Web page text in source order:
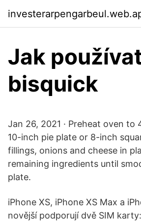
Jak
bisquick
Jan 26, 2021 · Preheat oven to
10-inch pie plate or 8-inch
fillings, onions and cheese in
remaining ingredients until
plate.
iPhone XS, iPhone XS Max a
novější podporují dvě SIM